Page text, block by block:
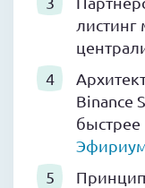
Binance
быстрее
Принцип